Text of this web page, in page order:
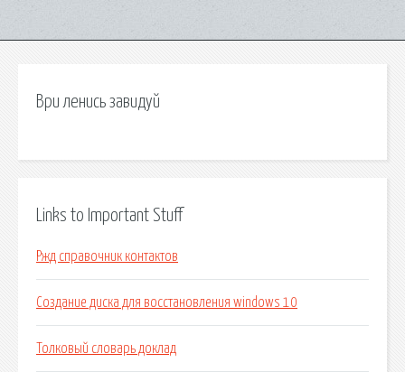
Ври ленись завидуй
Links to Important Stuff
Ржд справочник контактов
Создание диска для восстановления windows 10
Толковый словарь доклад